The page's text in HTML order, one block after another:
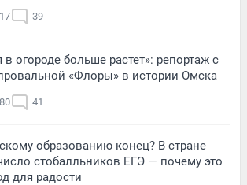
39
в огороде больше растет»: репортаж с
«Флоры» в истории Омска
41
образованию конец? В стране
стобалльников ЕГЭ — почему это
для радости